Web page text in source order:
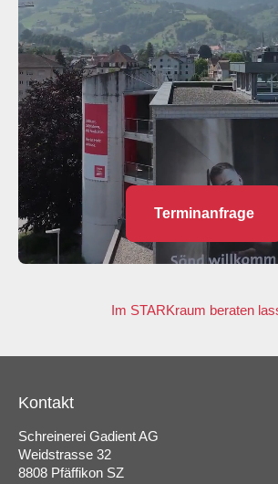
Terminanfrage
Im STARKraum beraten
Kontakt
Schreinerei Gadient AG
Weidstrasse 32
8808 Pfäffikon SZ